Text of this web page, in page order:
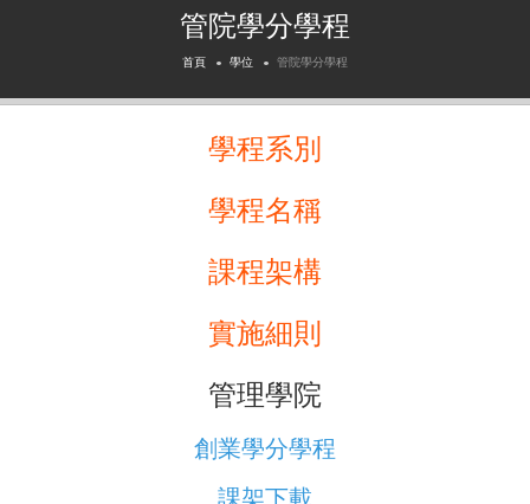
管院學分學程
首頁 學位 管院學分學程
學程系別
學程名稱
課程架構
實施細則
管理學院
創業學分學程
課架下載